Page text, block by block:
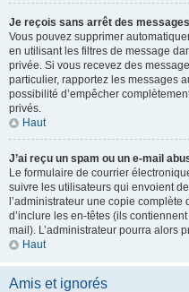
Je reçois sans arrêt des
Vous pouvez supprimer
en utilisant les filtres de message
privée. Si vous recevez des
particulier, rapportez les messages
possibilité d’empêcher
privés.
Haut
J’ai reçu un spam ou un e-mail
Le formulaire de courrier
suivre les utilisateurs qui envoient
l’administrateur une copie complète
d’inclure les en-têtes (ils
mail). L’administrateur pourra alors
Haut
Amis et ignorés